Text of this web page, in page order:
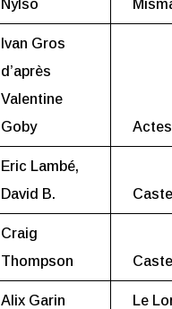
Nylso
Ivan Gros
d’après
Valentine
Goby
Eric Lambé,
David B.
Craig
Thompson
Alix Garin Le